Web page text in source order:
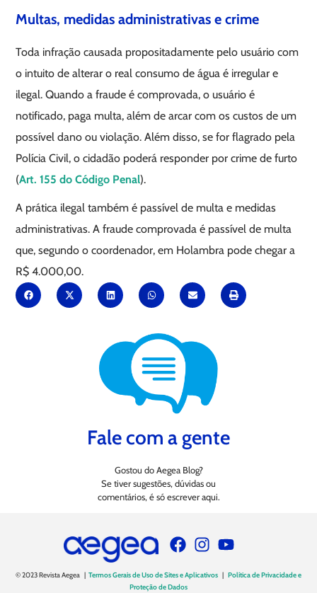
Multas, medidas administrativas e crime
Toda infração causada propositadamente pelo usuário com
o intuito de alterar o real consumo de água é irregular e
ilegal. Quando a fraude é comprovada, o usuário é
notificado, paga multa, além de arcar com os custos de um
possível dano ou violação. Além disso, se for flagrado pela
Polícia Civil, o cidadão poderá responder por crime de furto
(Art. 155 do Código Penal).
A prática ilegal também é passível de multa e medidas
administrativas. A fraude comprovada é passível de multa
que, segundo o coordenador, em Holambra pode chegar a
R$ 4.000,00.
Fale com a gente
Gostou do Aegea Blog?
Se tiver sugestões, dúvidas ou
comentários, é só escrever aqui.
© 2023 Revista Aegea | Termos Gerais de Uso de Sites e Aplicativos | Política de Privacidade e
Proteção de Dados